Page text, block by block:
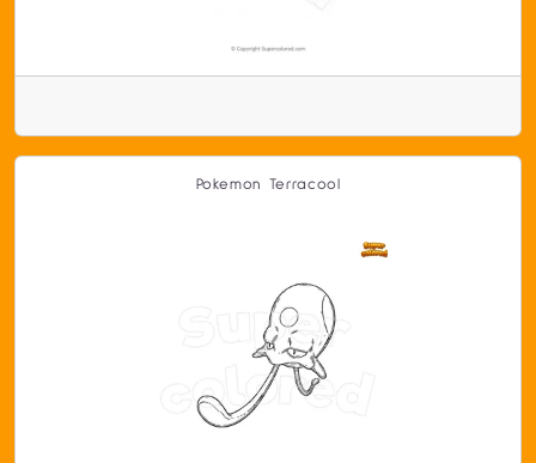
Pokemon Terracool